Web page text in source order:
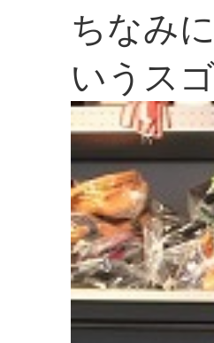
ちなみ
いうス